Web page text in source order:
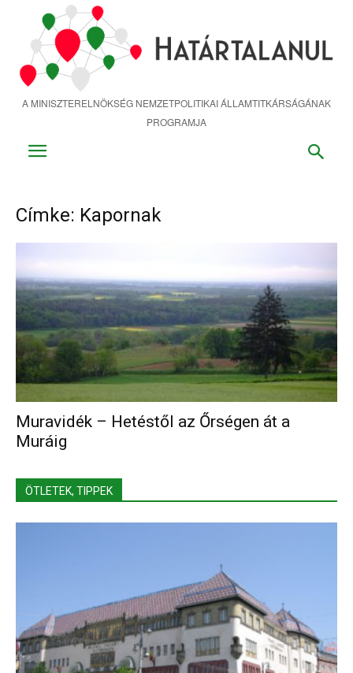
tartalomra
A MINISZTERELNÖKSÉG NEMZETPOLITIKAI ÁLLAMTITKÁRSÁGÁNAK
PROGRAMJA
Címke: Kapornak
Muravidék – Hetéstől az Őrségen át a
Muráig
ÖTLETEK, TIPPEK